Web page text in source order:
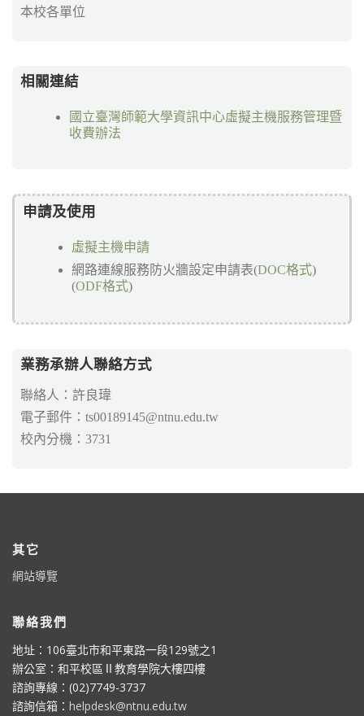
本校各單位
相關連結
國立臺灣師範大學資訊中心虛擬主機服務管理暨
收費辦法
申請及使用
虛擬主機申請
網路連線服務防火牆設定申請表(DOC格式)
(ODF格式)
業務承辦人聯絡方式
聯絡人：許良瑋
電子郵件：ts00189145@ntnu.edu.tw
校內分機：3731
其它
網站導覽
聯絡我們
地址：106臺北市和平東路一段129號之1
辦公室：和平校區Ⅱ教育學院大樓四樓
諮詢專線：(02)7749-3737
諮詢信箱： helpdesk@ntnu.edu.tw